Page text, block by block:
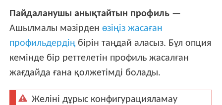
Пайдаланушы анықтайтын профиль —
Ашылмалы мәзірденөзіңіз жасаған
профильдердің бірін таңдай аласыз. Бұл опция
кемінде бір реттелетін профиль жасалған
жағдайда ғана қолжетімді болады.
Желіні дұрыс конфигурацияламау